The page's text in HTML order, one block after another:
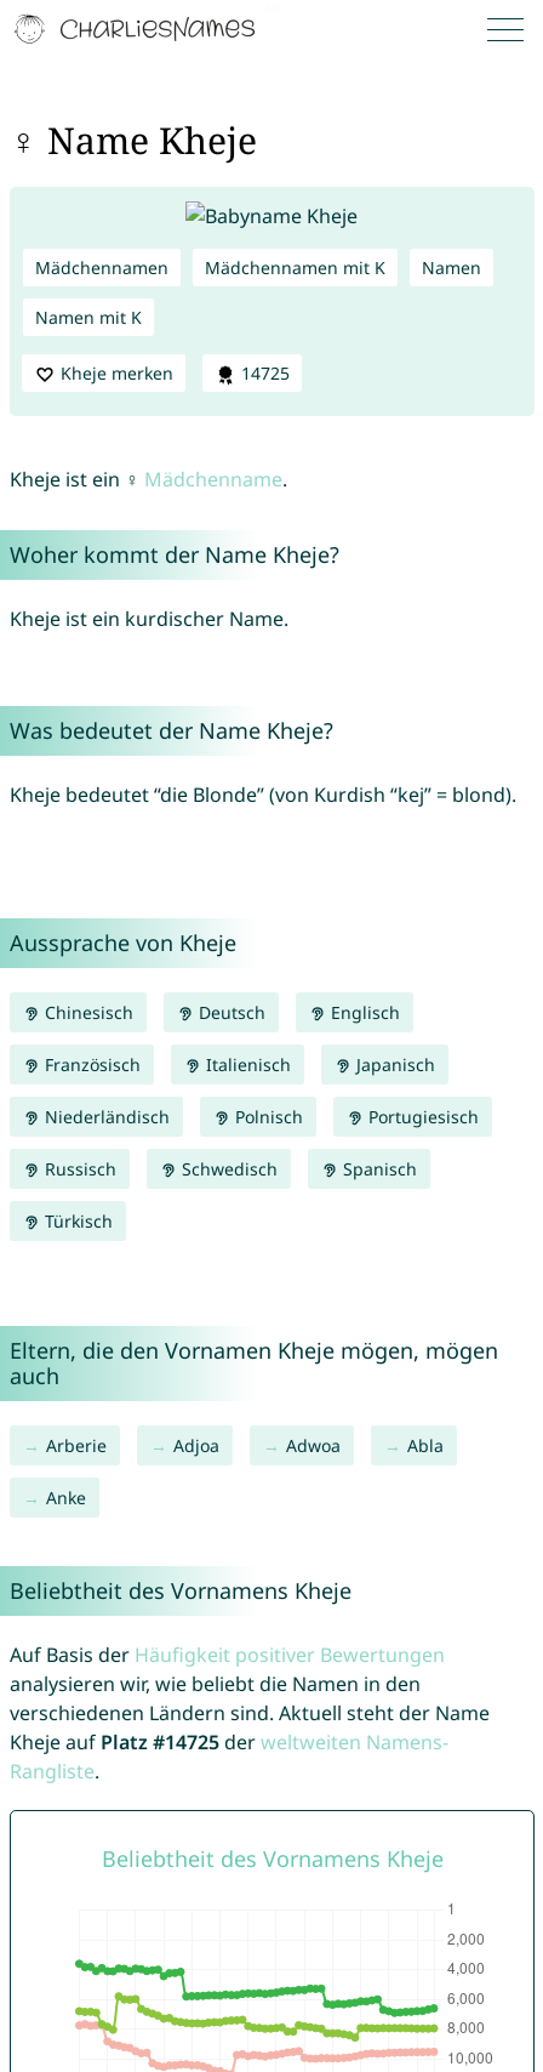
♀ Name Kheje
Mädchennamen Mädchennamen mit K Namen
Namen mit K
Kheje merken 14725
Kheje ist ein ♀ Mädchenname.
Woher kommt der Name Kheje?
Kheje ist ein kurdischer Name.
Was bedeutet der Name Kheje?
Kheje bedeutet “die Blonde” (von Kurdish “kej” = blond).
Aussprache von Kheje
Chinesisch Deutsch Englisch
Französisch Italienisch Japanisch
Niederländisch Polnisch Portugiesisch
Russisch Schwedisch Spanisch
Türkisch
Eltern, die den Vornamen Kheje mögen, mögen
auch
Arberie Adjoa Adwoa Abla
Anke
Beliebtheit des Vornamens Kheje
Auf Basis der Häufigkeit positiver Bewertungen
analysieren wir, wie beliebt die Namen in den
verschiedenen Ländern sind. Aktuell steht der Name
Kheje auf Platz #14725derweltweiten Namens-
Rangliste.